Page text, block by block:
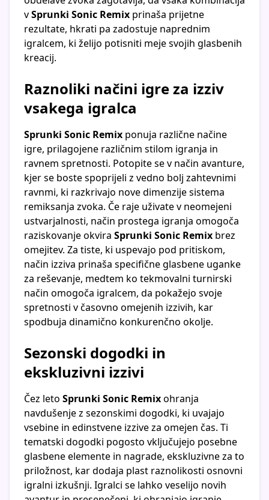
vSprunki Sonic Remix prinaša prijetne
rezultate, hkrati pa zadostuje naprednim
igralcem, ki želijo potisniti meje svojih glasbenih
kreacij.
Raznoliki načini igre za izziv
vsakega igralca
Sprunki Sonic Remix ponuja različne načine
igre, prilagojene različnim stilom igranja in
ravnem spretnosti. Potopite se v način avanture,
kjer se boste spoprijeli z vedno bolj zahtevnimi
ravnmi, ki razkrivajo nove dimenzije sistema
remiksanja zvoka. Če raje uživate v neomejeni
ustvarjalnosti, način prostega igranja omogoča
raziskovanje okvira Sprunki Sonic Remix brez
omejitev. Za tiste, ki uspevajo pod pritiskom,
način izziva prinaša specifične glasbene uganke
za reševanje, medtem ko tekmovalni turnirski
način omogoča igralcem, da pokažejo svoje
spretnosti v časovno omejenih izzivih, kar
spodbuja dinamično konkurenčno okolje.
Sezonski dogodki in
ekskluzivni izzivi
Čez leto Sprunki Sonic Remixohranja
navdušenje z sezonskimi dogodki, ki uvajajo
vsebine in edinstvene izzive za omejen čas. Ti
tematski dogodki pogosto vključujejo posebne
glasbene elemente in nagrade, ekskluzivne za to
priložnost, kar dodaja plast raznolikosti osnovni
igralni izkušnji. Igralci se lahko veselijo novih